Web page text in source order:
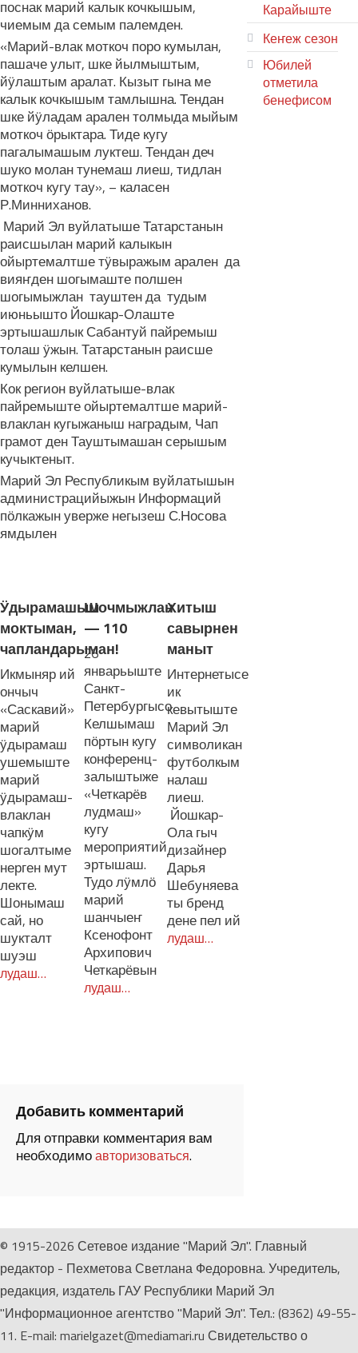
поснак марий калык кочкышым,
чиемым да семым палемден.
«Марий-влак моткоч поро кумылан,
пашаче улыт, шке йылмыштым,
йӱлаштым аралат. Кызыт гына ме
калык кочкышым тамлышна. Тендан
шке йӱладам арален толмыда мыйым
моткоч ӧрыктара. Тиде кугу
пагалымашым луктеш. Тендан деч
шуко молан тунемаш лиеш, тидлан
моткоч кугу тау», – каласен
Р.Минниханов.
Марий Эл вуйлатыше Татарстанын
раисшылан марий калыкын
ойыртемалтше тӱвыражым арален да
вияҥден шогымаште полшен
шогымыжлан тауштен да тудым
июньышто Йошкар-Олаште
эртышашлык Сабантуй пайремыш
толаш ӱжын. Татарстанын раисше
кумылын келшен.
Кок регион вуйлатыше-влак
пайремыште ойыртемалтше марий-
влаклан кугыжаныш наградым, Чап
грамот ден Тауштымашан серышым
кучыктеныт.
Марий Эл Республикым вуйлатышын
администрацийыжын Информаций
пӧлкажын уверже негызеш С.Носова
ямдылен
Ӱдырамашым
моктыман,
чапландарыман!
Икмыняр ий
ончыч
«Саскавий»
марий
ӱдырамаш
ушемыште
марий
ӱдырамаш-
влаклан
чапкӱм
шогалтыме
нерген мут
лекте.
Шонымаш
сай, но
шукталт
шуэш
лудаш…
Шочмыжлан
— 110
26
январьыште
Санкт-
Петербургысо
Келшымаш
пӧртын кугу
конференц-
залыштыже
«Четкарёв
лудмаш»
кугу
мероприятий
эртышаш.
Тудо лӱмлӧ
марий
шанчыеҥ
Ксенофонт
Архипович
Четкарёвын
лудаш…
Хитыш
савырнен
маныт
Интернетысе
ик
кевытыште
Марий Эл
символикан
футболкым
налаш
лиеш.
Йошкар-
Ола гыч
дизайнер
Дарья
Шебуняева
ты бренд
дене пел ий
лудаш…
Добавить комментарий
Для отправки комментария вам
необходимоавторизоваться.
Карайыште
Кеҥеж сезон
Юбилей
отметила
бенефисом
© 1915-2026 Сетевое издание "Марий Эл". Главный
редактор - Пехметова Светлана Федоровна. Учредитель,
редакция, издатель ГАУ Республики Марий Эл
"Информационное агентство "Марий Эл". Тел.: (8362) 49-55-
11. E-mail: marielgazet@mediamari.ru Свидетельство о